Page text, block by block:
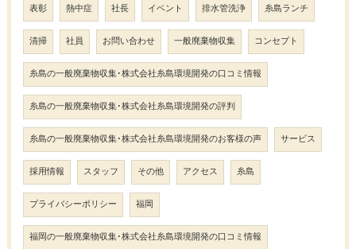
表彰 熱中症 社長 イベント 排水管洗浄 糸島ランチ
清掃 社員 お問い合わせ 一般廃棄物収集 コンセプト
糸島の一般廃棄物収集･株式会社糸島環境開発の口コミ情報
糸島の一般廃棄物収集･株式会社糸島環境開発の評判
糸島の一般廃棄物収集･株式会社糸島環境開発のお客様の声 サービス
採用情報 スタッフ その他 アクセス 糸島
プライバシーポリシー 福岡
福岡の一般廃棄物収集･株式会社糸島環境開発の口コミ情報